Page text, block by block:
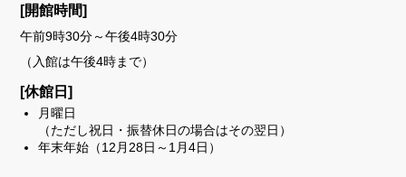
[開館時間]
午前9時30分～午後4時30分
（入館は午後4時まで）
[休館日]
月曜日
（ただし祝日・振替休日の場合はその翌日）
年末年始（12月28日～1月4日）